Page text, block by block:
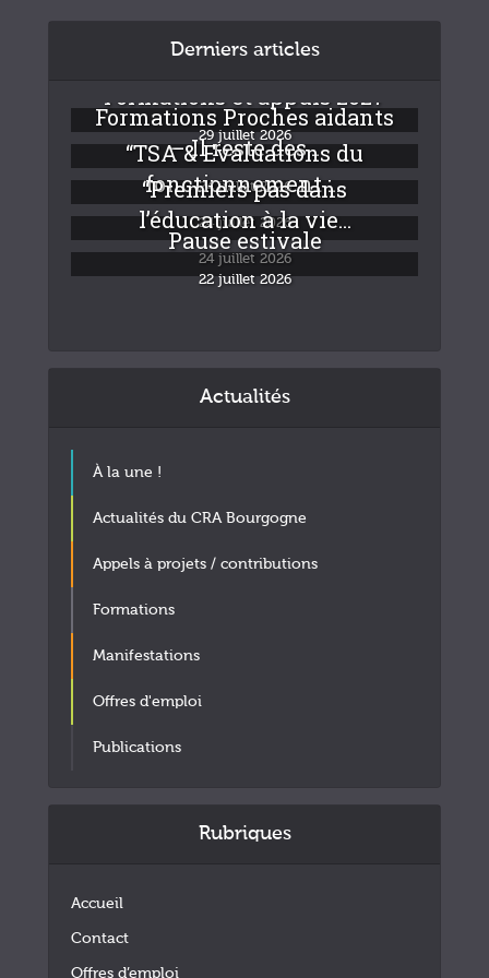
Derniers articles
Formations et appuis 2027
29 juillet 2026
Formations Proches aidants
– Il reste des...
24 juillet 2026
“TSA & Evaluations du
fonctionnement :...
24 juillet 2026
“Premiers pas dans
l’éducation à la vie...
24 juillet 2026
Pause estivale
22 juillet 2026
Actualités
À la une !
Actualités du CRA Bourgogne
Appels à projets / contributions
Formations
Manifestations
Offres d'emploi
Publications
Rubriques
Accueil
Contact
Offres d’emploi